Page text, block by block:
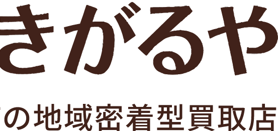
買取金額 2,000 円
ブランド名 古銭
買取日 2025年9月
商品状態 Bランク
※ 買取価格は相場等によって変動いたします。